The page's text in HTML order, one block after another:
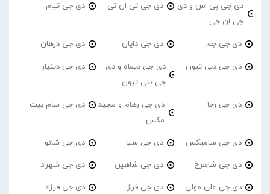
دی جی پی اس و دی
جی ان جی
دی جی تی ان تی دی جی تیام
دی جی جم دی جی دایان دی جی درهان
دی جی دنی تیون
دی جی دیماه و دی
جی دنی تیون
دی جی دینیار
دی جی رجا
دی جی رهام و مجید
مکس
دی جی سام بیت
دی جی سامیکس دی جی سیا دی جی شائو
دی جی شاهرخ دی جی شاهین دی جی شهراد
دی جی علی مولی دی جی فراز دی جی فرزاد